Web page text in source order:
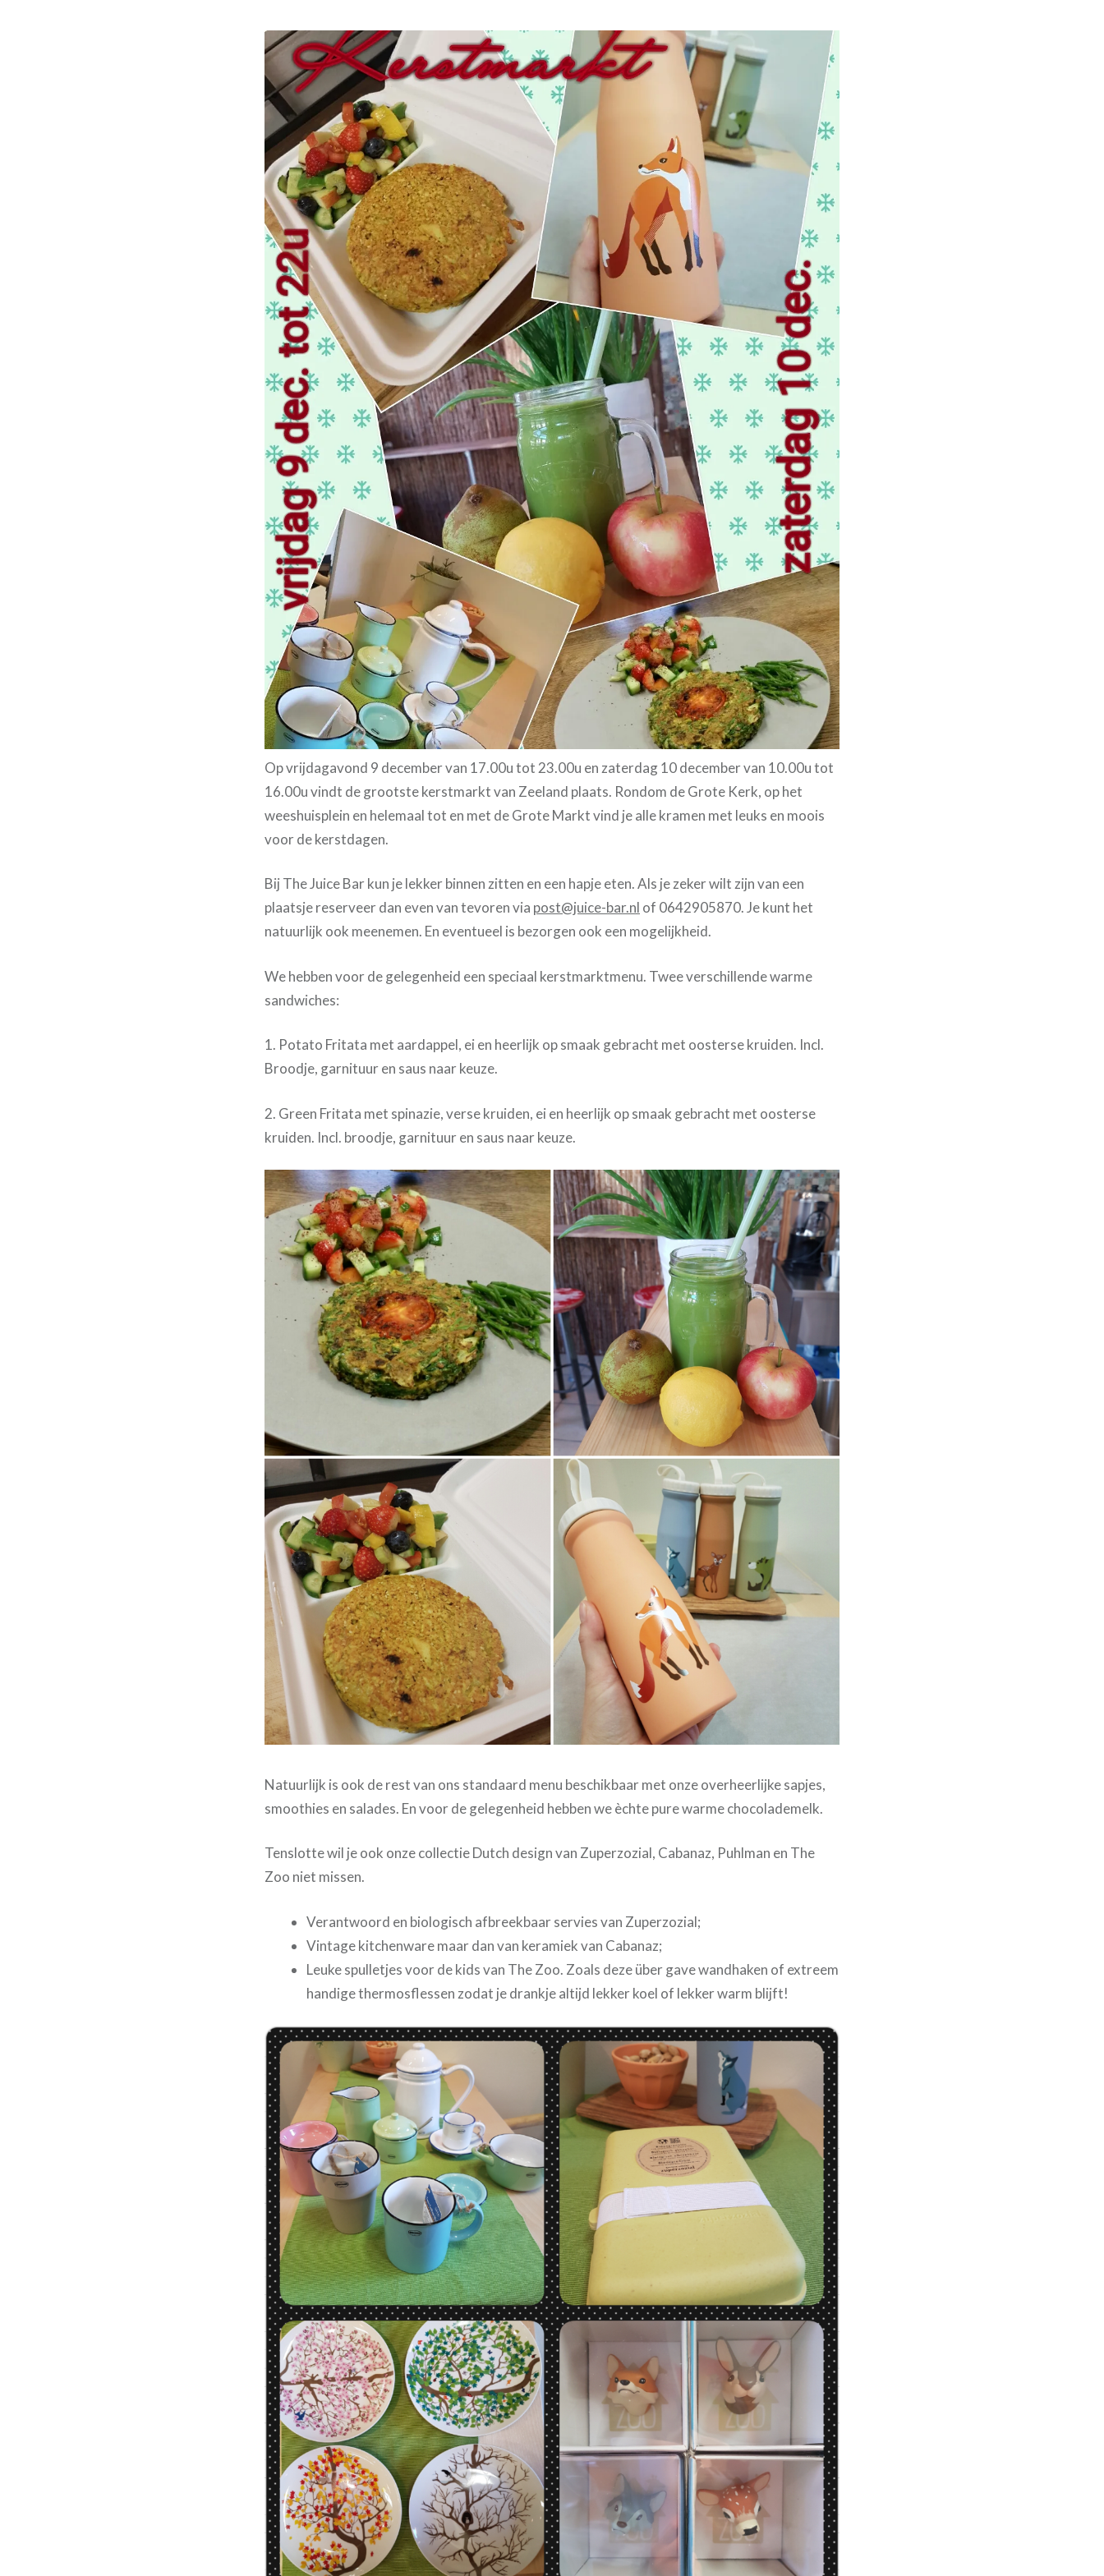
Op vrijdagavond 9 december van 17.00u tot 23.00u en zaterdag 10 december van 10.00u tot
16.00u vindt de grootste kerstmarkt van Zeeland plaats. Rondom de Grote Kerk, op het
weeshuisplein en helemaal tot en met de Grote Markt vind je alle kramen met leuks en moois
voor de kerstdagen.
Bij The Juice Bar kun je lekker binnen zitten en een hapje eten. Als je zeker wilt zijn van een
plaatsje reserveer dan even van tevoren via post@juice-bar.nl of 0642905870. Je kunt het
natuurlijk ook meenemen. En eventueel is bezorgen ook een mogelijkheid.
We hebben voor de gelegenheid een speciaal kerstmarktmenu. Twee verschillende warme
sandwiches:
1. Potato Fritata met aardappel, ei en heerlijk op smaak gebracht met oosterse kruiden. Incl.
Broodje, garnituur en saus naar keuze.
2. Green Fritata met spinazie, verse kruiden, ei en heerlijk op smaak gebracht met oosterse
kruiden. Incl. broodje, garnituur en saus naar keuze.
Natuurlijk is ook de rest van ons standaard menu beschikbaar met onze overheerlijke sapjes,
smoothies en salades. En voor de gelegenheid hebben we èchte pure warme chocolademelk.
Tenslotte wil je ook onze collectie Dutch design van Zuperzozial, Cabanaz, Puhlman en The
Zoo niet missen.
Verantwoord en biologisch afbreekbaar servies van Zuperzozial;
Vintage kitchenware maar dan van keramiek van Cabanaz;
Leuke spulletjes voor de kids van The Zoo. Zoals deze über gave wandhaken of extreem
handige thermosflessen zodat je drankje altijd lekker koel of lekker warm blijft!